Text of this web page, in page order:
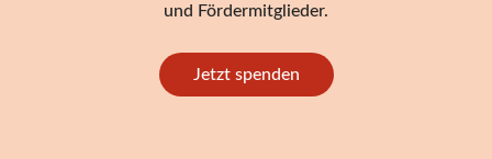
und Fördermitglieder.
Jetzt spenden